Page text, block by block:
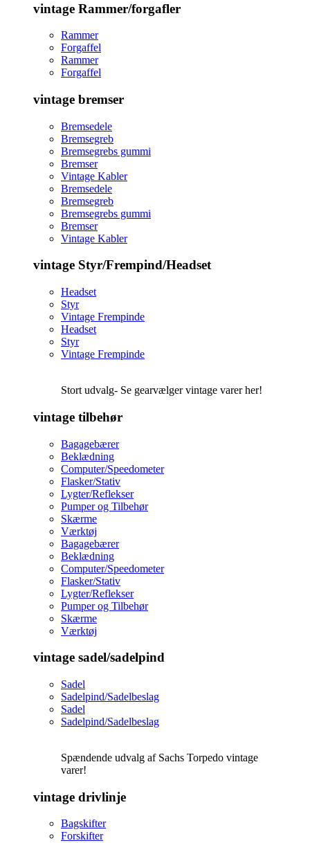
vintage Rammer/forgafler
Rammer
Forgaffel
Rammer
Forgaffel
vintage bremser
Bremsedele
Bremsegreb
Bremsegrebs gummi
Bremser
Vintage Kabler
Bremsedele
Bremsegreb
Bremsegrebs gummi
Bremser
Vintage Kabler
vintage Styr/Frempind/Headset
Headset
Styr
Vintage Frempinde
Headset
Styr
Vintage Frempinde
Stort udvalg- Se gearvælger vintage varer her!
vintage tilbehør
Bagagebærer
Beklædning
Computer/Speedometer
Flasker/Stativ
Lygter/Reflekser
Pumper og Tilbehør
Skærme
Værktøj
Bagagebærer
Beklædning
Computer/Speedometer
Flasker/Stativ
Lygter/Reflekser
Pumper og Tilbehør
Skærme
Værktøj
vintage sadel/sadelpind
Sadel
Sadelpind/Sadelbeslag
Sadel
Sadelpind/Sadelbeslag
Spændende udvalg af Sachs Torpedo vintage
varer!
vintage drivlinje
Bagskifter
Forskifter